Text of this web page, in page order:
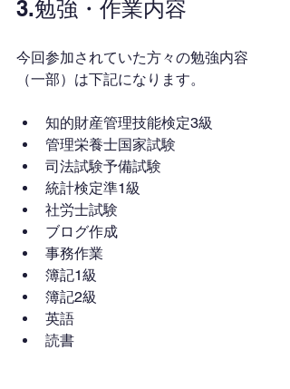
3.勉強・作業内容
今回参加されていた方々の勉強内容
（一部）は下記になります。
知的財産管理技能検定3級
管理栄養士国家試験
司法試験予備試験
統計検定準1級
社労士試験
ブログ作成
事務作業
簿記1級
簿記2級
英語
読書